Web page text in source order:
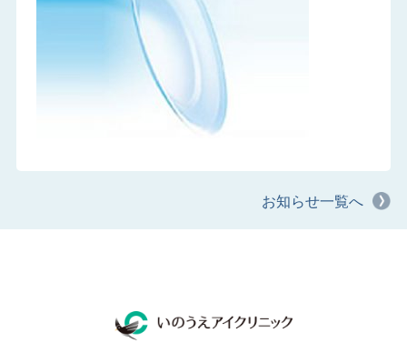
お知らせ一覧へ